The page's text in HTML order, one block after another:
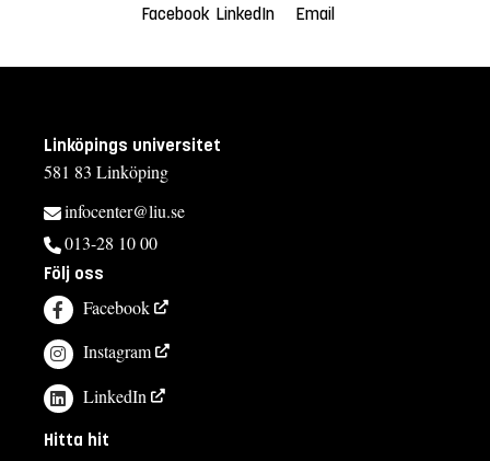
Facebook LinkedIn Email
Linköpings universitet
581 83 Linköping
infocenter@liu.se
013-28 10 00
Följ oss
Facebook
Instagram
LinkedIn
Hitta hit